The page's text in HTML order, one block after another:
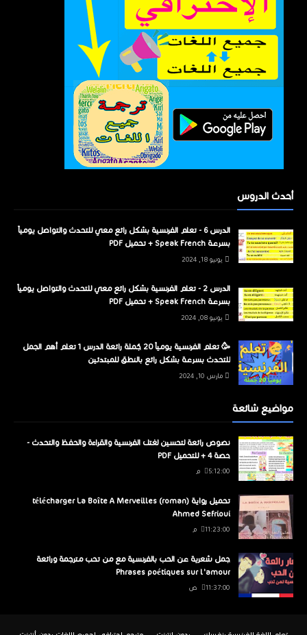
أحدث الدروس
الدرس 6 - تعلم الفرنسية بشكل رائع معي للتحدث والتواصل يومياً
بسرعة Speak French + تحميل PDF
يونيو 18, 2024
الدرس 2 - تعلم الفرنسية بشكل رائع معي للتحدث والتواصل يومياً
بسرعة Speak French + تحميل PDF
يونيو 08, 2024
🥳 تعلم الفرنسية يومياً 20 جُملة رائعة الدرس 1 تعلم أهم الجمل
للتحدث بسرعة بشكل رائع بالنطق للمبتدئين
مارس 10, 2024
مواضيع شائعة
نصوص رائعة لتحسين لغتك الفرنسية والقراءة والحفظ والتحدث -
حصة 4 + للتحميل PDF
5:12:00 م
تحميل رواية télécharger La Boîte A Merveilles (roman)
Ahmed Sefrioui
11:23:00 م
جمل شعرية عن الحب بالفرنسية مع من تحب مترجمة ورائعة
Phrases poétiques sur l'amour
11:37:00 ص